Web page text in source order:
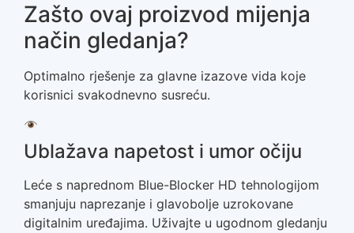
Zašto ovaj proizvod mijenja
način gledanja?
Optimalno rješenje za glavne izazove vida koje
korisnici svakodnevno susreću.
Ublažava napetost i umor očiju
Leće s naprednom Blue-Blocker HD tehnologijom
smanjuju naprezanje i glavobolje uzrokovane
digitalnim uređajima. Uživajte u ugodnom gledanju